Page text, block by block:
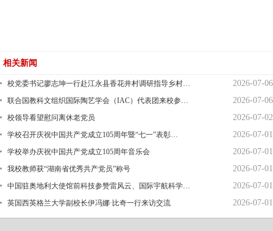
相关新闻
2026-07-06
校党委书记廖志坤一行赴江永县香花井村调研指导乡村…
2026-07-06
联合国教科文组织国际陶艺学会（IAC）代表团来校参…
2026-07-02
校领导看望慰问离休老党员
2026-07-01
学校召开庆祝中国共产党成立105周年暨“七一”表彰…
2026-07-01
学校举办庆祝中国共产党成立105周年音乐会
2026-07-01
我校教师获“湖南省优秀共产党员”称号
2026-07-01
中国驻奥地利大使馆前科技参赞雷风云、国际宇航科学…
2026-07-01
英国西英格兰大学副校长伊冯娜·比奇一行来访交流